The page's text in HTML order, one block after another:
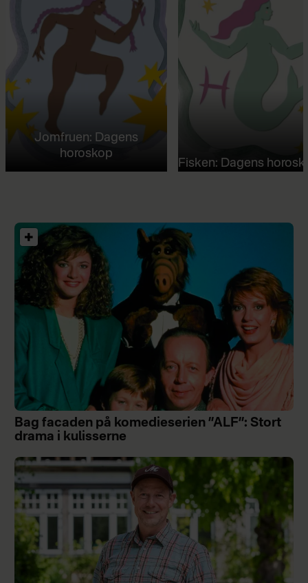
Jomfruen: Dagens
horoskop
Fisken: Dagens
Bag facaden på komedieserien ”ALF”: Stort
drama i kulisserne